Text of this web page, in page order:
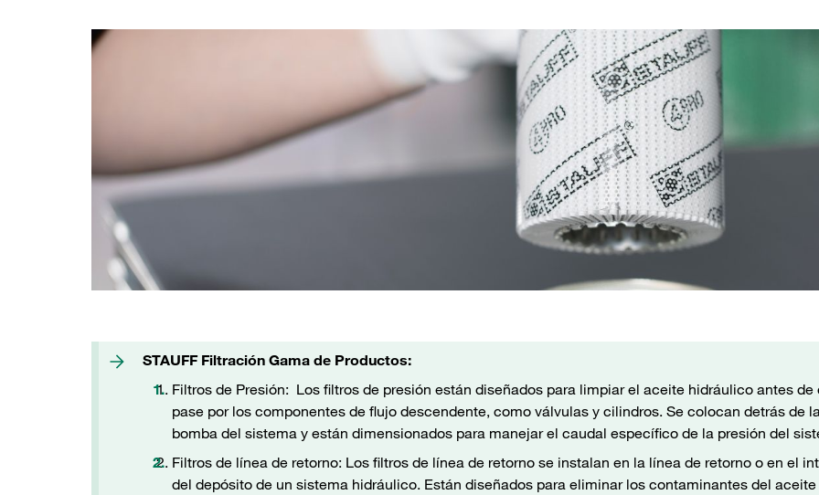
STAUFF Filtración Gama de Productos:
Filtros de Presión: Los filtros de presión están diseñados para limpiar el aceite hidráulico antes de
pase por los componentes de flujo descendente, como válvulas y cilindros. Se colocan detrás de
bomba del sistema y están dimensionados para manejar el caudal específico de la presión del
Filtros de línea de retorno: Los filtros de línea de retorno se instalan en la línea de retorno o en el
del depósito de un sistema hidráulico. Están diseñados para eliminar los contaminantes del aceite